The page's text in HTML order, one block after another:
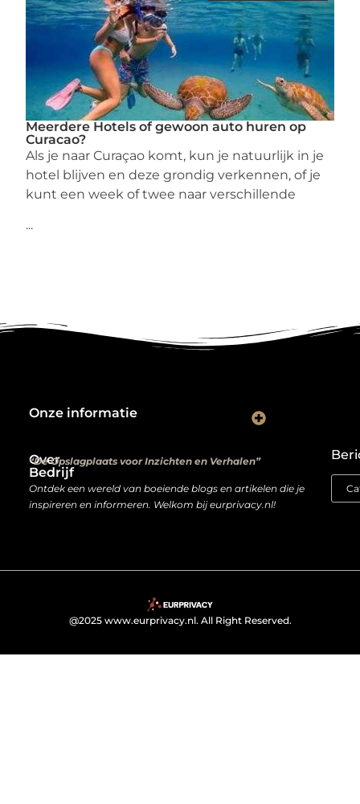
Meerdere Hotels of gewoon auto huren op
Curacao?
Als je naar Curaçao komt, kun je natuurlijk in je
hotel blijven en deze grondig verkennen, of je
kunt een week of twee naar verschillende
...
Over
Bedrijf
“De Opslagplaats voor Inzichten en Verhalen”
Ontdek een wereld van boeiende blogs en artikelen die je
inspireren en informeren. Welkom bij eurprivacy.nl!
Onze informatie
@2025 www.eurprivacy.nl. All Right Reserved.